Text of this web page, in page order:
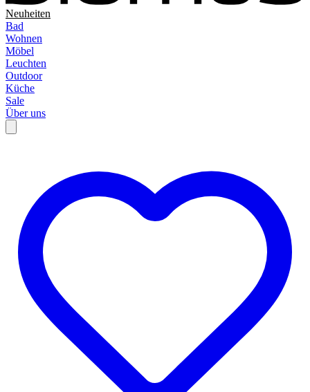
Neuheiten
Bad
Wohnen
Möbel
Leuchten
Outdoor
Küche
Sale
Über uns